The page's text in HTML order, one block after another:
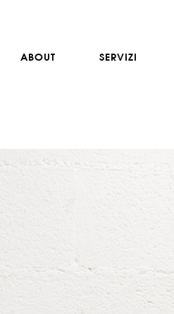
ABOUT SERVIZI